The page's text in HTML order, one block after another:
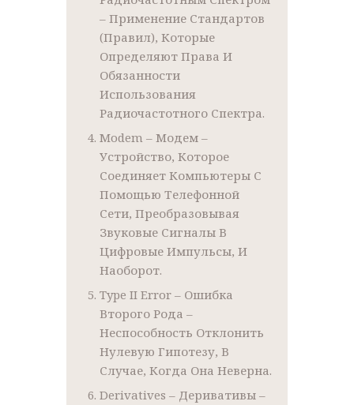
– Применение Стандартов
(правил), Которые
Определяют Права И
Обязанности
Использования
Радиочастотного Спектра.
Modem – Модем –
Устройство, Которое
Соединяет Компьютеры С
Помощью Телефонной
Сети, Преобразовывая
Звуковые Сигналы В
Цифровые Импульсы, И
Наоборот.
Type II Error – Ошибка
Второго Рода –
Неспособность Отклонить
Нулевую Гипотезу, В
Случае, Когда Она Неверна.
Derivatives – Деривативы –